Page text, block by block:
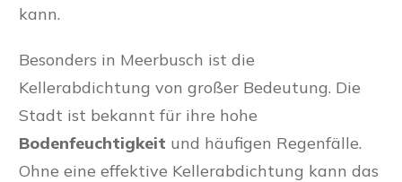
kann.
Besonders in Meerbusch ist die
Kellerabdichtung von großer Bedeutung. Die
Stadt ist bekannt für ihre hohe
Bodenfeuchtigkeit und häufigen Regenfälle.
Ohne eine effektive Kellerabdichtung kann das